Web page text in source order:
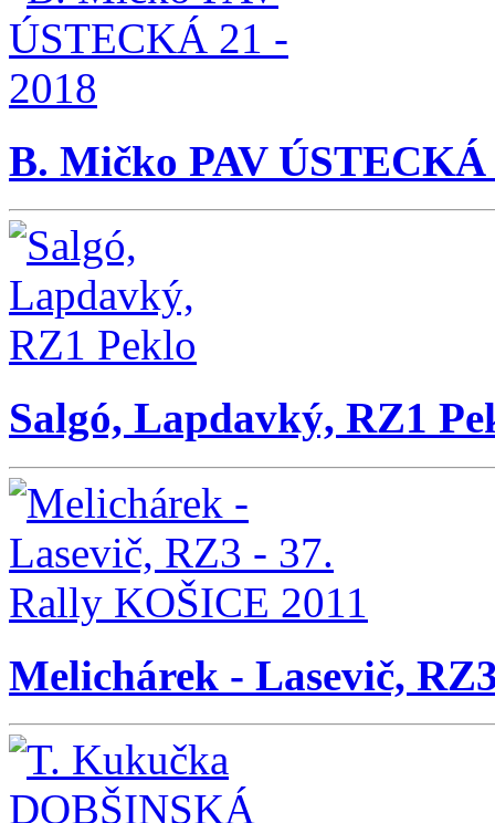
B. Mičko PAV ÚSTECKÁ
Salgó, Lapdavký, RZ1
Melichárek - Lasevič,